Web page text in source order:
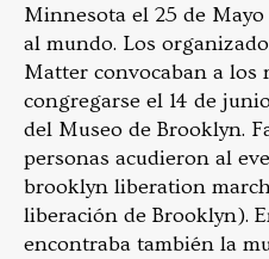
Minnesota el 25 de
al mundo. Los
Matter convocaban a los
congregarse el 14 de
del Museo de Brooklyn.
personas acudieron al
brooklyn liberation
liberación de Brooklyn).
encontraba también la